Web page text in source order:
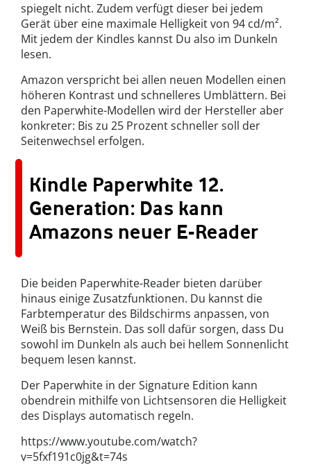
spiegelt nicht. Zudem verfügt dieser bei jedem
Gerät über eine maximale Helligkeit von 94 cd/m².
Mit jedem der Kindles kannst Du also im Dunkeln
lesen.
Amazon verspricht bei allen neuen Modellen einen
höheren Kontrast und schnelleres Umblättern. Bei
den Paperwhite-Modellen wird der Hersteller aber
konkreter: Bis zu 25 Prozent schneller soll der
Seitenwechsel erfolgen.
Kindle Paperwhite 12.
Generation: Das kann
Amazons neuer E-Reader
Die beiden Paperwhite-Reader bieten darüber
hinaus einige Zusatzfunktionen. Du kannst die
Farbtemperatur des Bildschirms anpassen, von
Weiß bis Bernstein. Das soll dafür sorgen, dass Du
sowohl im Dunkeln als auch bei hellem Sonnenlicht
bequem lesen kannst.
Der Paperwhite in der Signature Edition kann
obendrein mithilfe von Lichtsensoren die Helligkeit
des Displays automatisch regeln.
https://www.youtube.com/watch?
v=5fxf191c0jg&t=74s